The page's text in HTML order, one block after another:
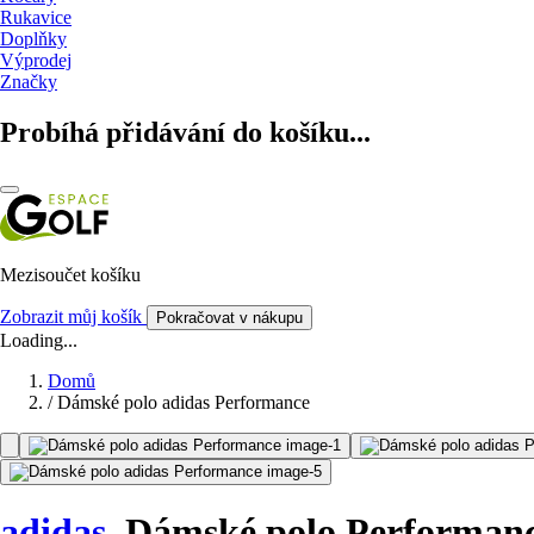
Rukavice
Doplňky
Výprodej
Značky
Probíhá přidávání do košíku...
Mezisoučet košíku
Zobrazit můj košík Pokračovat v nákupu
Loading...
Domů
/ Dámské polo adidas Performance